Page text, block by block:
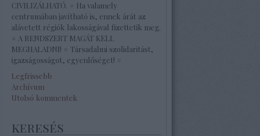
CIVILIZÁLHATÓ. # Ha valamely
centrumában javítható is, ennek árát az
alávetett régiók lakosságával fizettetik meg.
# A RENDSZERT MAGÁT KELL
MEGHALADNI! # Társadalmi szolidaritást,
igazságosságot, egyenlőséget! #
Legfrissebb
Archívum
Utolsó kommentek
keresés